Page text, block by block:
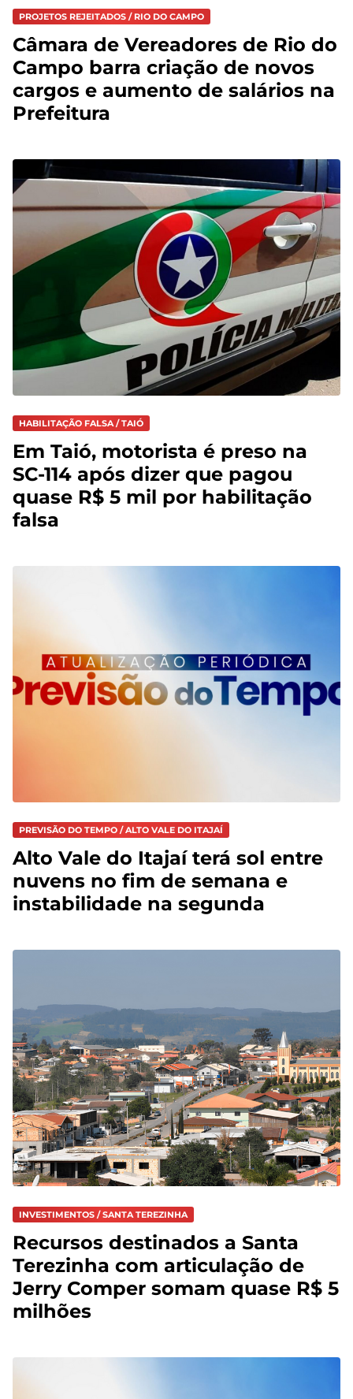
PROJETOS REJEITADOS / RIO DO CAMPO
Câmara de Vereadores de Rio do
Campo barra criação de novos
cargos e aumento de salários na
Prefeitura
HABILITAÇÃO FALSA / TAIÓ
Em Taió, motorista é preso na
SC-114 após dizer que pagou
quase R$ 5 mil por habilitação
falsa
PREVISÃO DO TEMPO / ALTO VALE DO ITAJAÍ
Alto Vale do Itajaí terá sol entre
nuvens no fim de semana e
instabilidade na segunda
INVESTIMENTOS / SANTA TEREZINHA
Recursos destinados a Santa
Terezinha com articulação de
Jerry Comper somam quase R$ 5
milhões